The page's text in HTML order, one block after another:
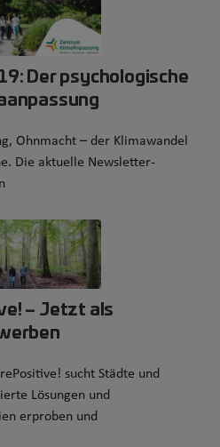
Der psychologische
Ohnmacht – der Klimawandel
Die aktuelle Newsletter-
– Jetzt als
sucht Städte und
Lösungen und
erproben und